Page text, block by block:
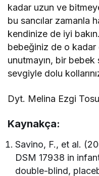
kadar uzun ve
bu sancılar zamanla
kendinize de iyi
bebeğiniz de o kadar
unutmayın, bir bebek
sevgiyle dolu
Dyt. Melina Ezgi
Kaynakça:
Savino, F., et al.
DSM 17938 in
double-blind,